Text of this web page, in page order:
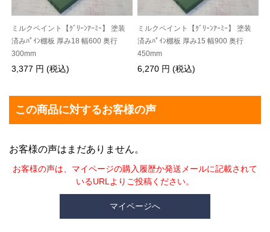
ミルクペイント【ｸﾞﾘｰﾝｱｰﾐｰ】 塗装
済みﾊﾟｲﾝ棚板 厚み18 幅600 奥行
300mm
3,377 円 (税込)
ミルクペイント【ｸﾞﾘｰﾝｱｰﾐｰ】 塗装
済みﾊﾟｲﾝ棚板 厚み15 幅900 奥行
450mm
6,270 円 (税込)
この商品に対するお客様の声
お客様の声はまだありません。
お客様の声は、マイページの購入履歴か発送メールに記載されて
いるURLよりご投稿ください。
マイページへ